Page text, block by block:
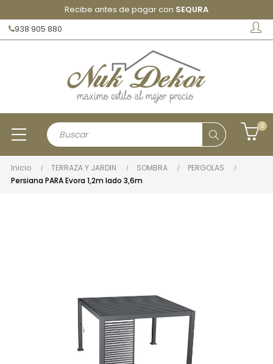
Recibe antes de pagar con SEQURA
938 905 880
0
Inicio TERRAZA Y JARDIN SOMBRA
PERGOLAS
Persiana PARA Evora 1,2m lado 3,6m